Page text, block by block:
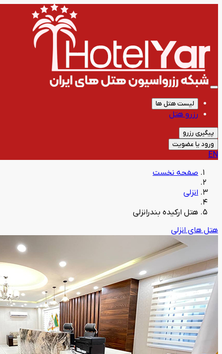
لیست هتل ها
رزرو هتل
پیگیری رزرو
ورود یا عضویت
EN
صفحه نخست
انزلی
هتل ارکیده بندرانزلی
هتل های انزلی